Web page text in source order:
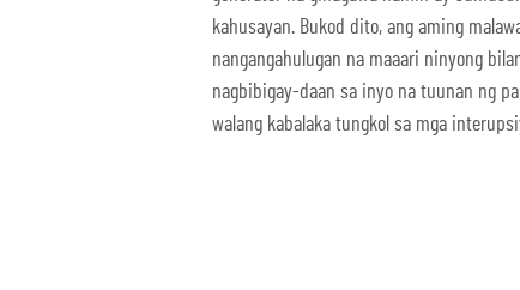
kahusayan. Bukod dito, ang aming
nangangahulugan na maaari ninyong
nagbibigay-daan sa inyo na tuunan ng
walang kabalaka tungkol sa mga